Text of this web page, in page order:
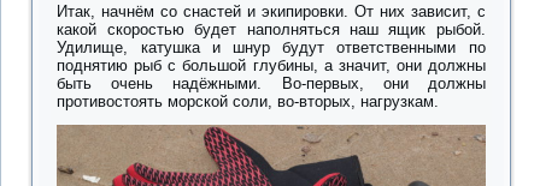
Итак, начнём со снастей и экипировки. От них зависит, с
какой скоростью будет наполняться наш ящик рыбой.
Удилище, катушка и шнур будут ответственными по
поднятию рыб с большой глубины, а значит, они должны
быть очень надёжными. Во-первых, они должны
противостоять морской соли, во-вторых, нагрузкам.